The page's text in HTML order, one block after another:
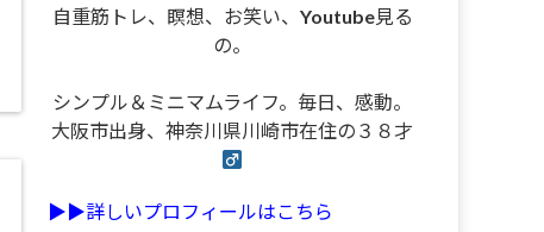
自重筋トレ、瞑想、お笑い、Youtube見る
の。
シンプル＆ミニマムライフ。毎日、感動。
大阪市出身、神奈川県川崎市在住の３８才
▶︎▶︎詳しいプロフィールはこちら